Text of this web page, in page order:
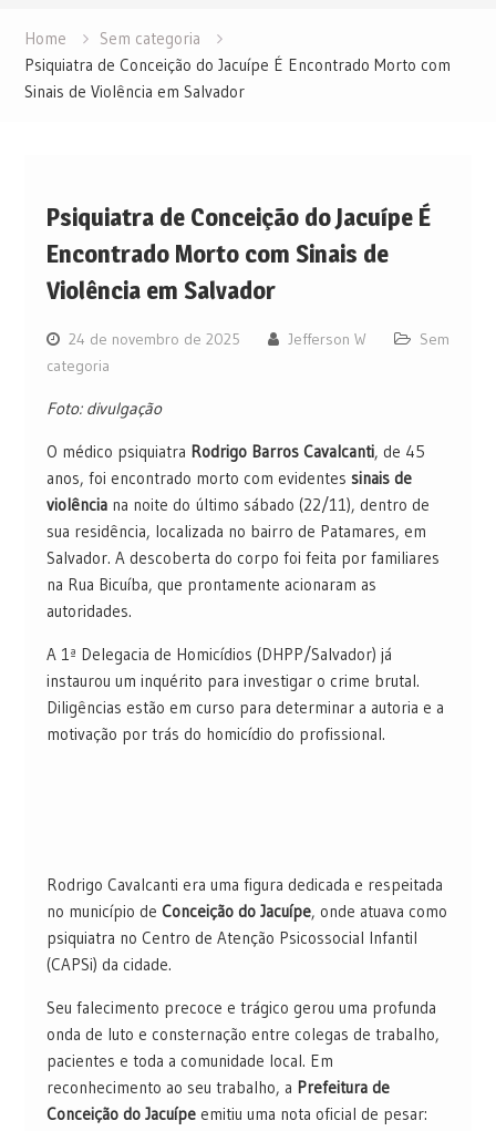
Home
Sem categoria
Psiquiatra de Conceição do Jacuípe É Encontrado Morto com
Sinais de Violência em Salvador
Psiquiatra de Conceição do Jacuípe É
Encontrado Morto com Sinais de
Violência em Salvador
24 de novembro de 2025 Jefferson W
Sem
categoria
Foto: divulgação
O médico psiquiatra Rodrigo Barros Cavalcanti, de 45
anos, foi encontrado morto com evidentes sinais de
violênciana noite do último sábado (22/11), dentro de
sua residência, localizada no bairro de Patamares, em
Salvador. A descoberta do corpo foi feita por familiares
na Rua Bicuíba, que prontamente acionaram as
autoridades.
A 1ª Delegacia de Homicídios (DHPP/Salvador) já
instaurou um inquérito para investigar o crime brutal.
Diligências estão em curso para determinar a autoria e a
motivação por trás do homicídio do profissional.
Rodrigo Cavalcanti era uma figura dedicada e respeitada
no município de Conceição do Jacuípe, onde atuava como
psiquiatra no Centro de Atenção Psicossocial Infantil
(CAPSi) da cidade.
Seu falecimento precoce e trágico gerou uma profunda
onda de luto e consternação entre colegas de trabalho,
pacientes e toda a comunidade local. Em
reconhecimento ao seu trabalho, a Prefeitura de
Conceição do Jacuípeemitiu uma nota oficial de pesar: